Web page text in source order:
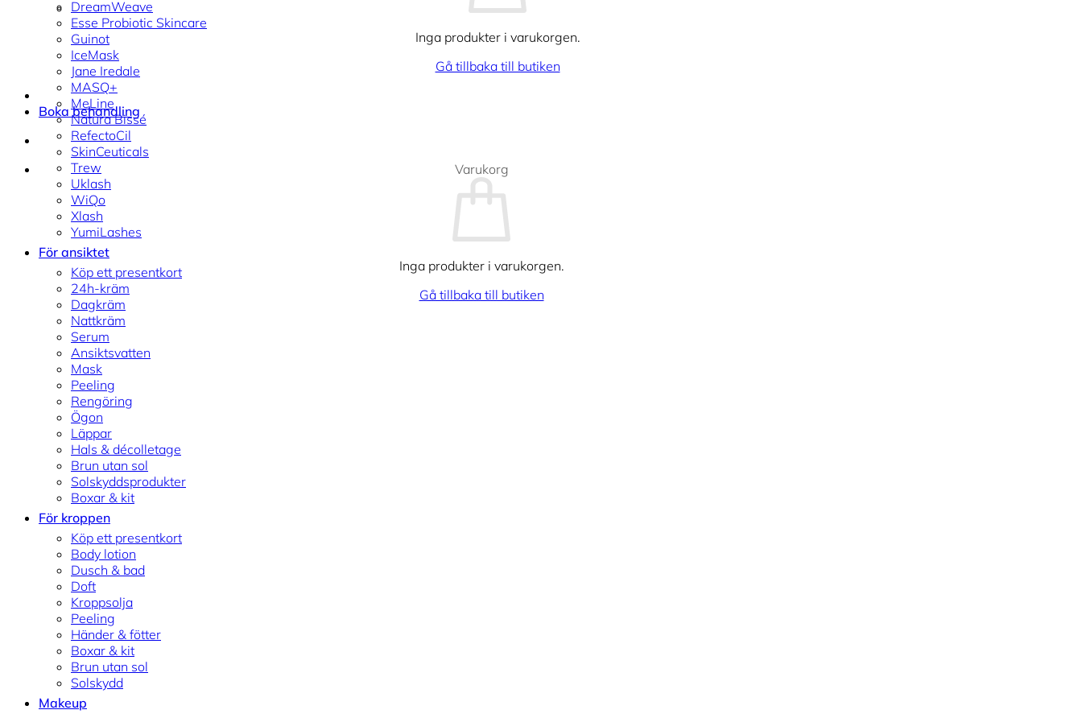
Inga produkter i varukorgen.
Gå tillbaka till butiken
Boka behandling
Varukorg
Inga produkter i varukorgen.
Gå tillbaka till butiken
DreamWeave
Esse Probiotic Skincare
Guinot
IceMask
Jane Iredale
MASQ+
MeLine
Natura Bissé
RefectoCil
SkinCeuticals
Trew
Uklash
WiQo
Xlash
YumiLashes
För ansiktet
Köp ett presentkort
24h-kräm
Dagkräm
Nattkräm
Serum
Ansiktsvatten
Mask
Peeling
Rengöring
Ögon
Läppar
Hals & décolletage
Brun utan sol
Solskyddsprodukter
Boxar & kit
För kroppen
Köp ett presentkort
Body lotion
Dusch & bad
Doft
Kroppsolja
Peeling
Händer & fötter
Boxar & kit
Brun utan sol
Solskydd
Makeup